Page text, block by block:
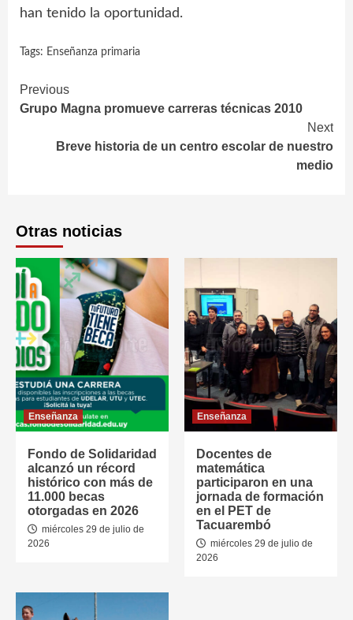
han tenido la oportunidad.
Tags: Enseñanza primaria
Continue
Reading
Previous
Grupo Magna promueve carreras técnicas 2010
Next
Breve historia de un centro escolar de nuestro
medio
Otras noticias
Enseñanza
Fondo de Solidaridad
alcanzó un récord
histórico con más de
11.000 becas
otorgadas en 2026
miércoles 29 de julio de
2026
Enseñanza
Docentes de
matemática
participaron en una
jornada de formación
en el PET de
Tacuarembó
miércoles 29 de julio de
2026